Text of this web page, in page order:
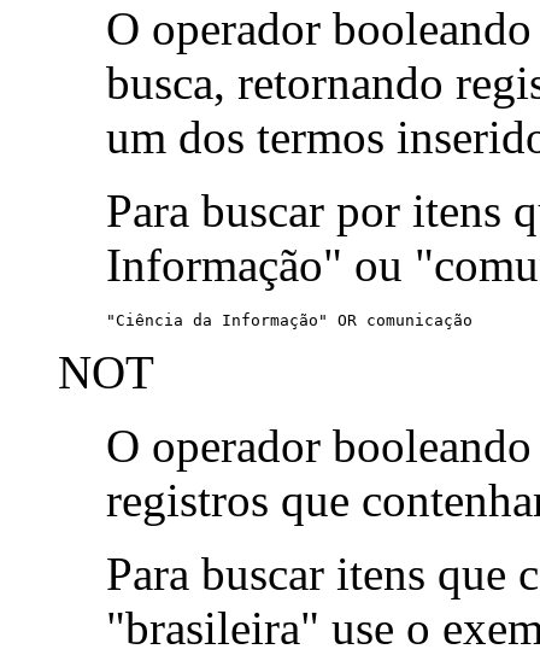
O operador
busca, retornando
um dos termos
Para buscar por itens
Informação" ou
"Ciência da Informação" OR comunicação
NOT
O operador
registros que
Para buscar itens que
"brasileira" use o